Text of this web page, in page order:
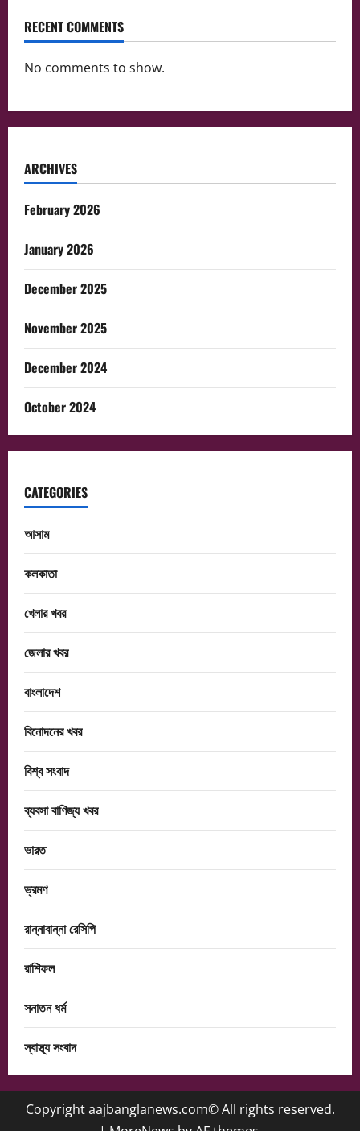
RECENT COMMENTS
No comments to show.
ARCHIVES
February 2026
January 2026
December 2025
November 2025
December 2024
October 2024
CATEGORIES
আসাম
কলকাতা
খেলার খবর
জেলার খবর
বাংলাদেশ
বিনোদনের খবর
বিশ্ব সংবাদ
ব্যবসা বাণিজ্য খবর
ভারত
ভ্রমণ
রান্নাবান্না রেসিপি
রাশিফল
সনাতন ধর্ম
স্বাস্থ্য সংবাদ
Copyright aajbanglanews.com© All rights reserved.